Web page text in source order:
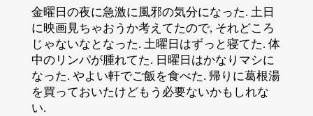
金曜日の夜に急激に風邪の気分になった. 土日
に映画見ちゃおうか考えてたので, それどころ
じゃないなとなった. 土曜日はずっと寝てた. 体
中のリンパが腫れてた. 日曜日はかなりマシに
なった. やよい軒でご飯を食べた. 帰りに葛根湯
を買っておいたけどもう必要ないかもしれな
い.